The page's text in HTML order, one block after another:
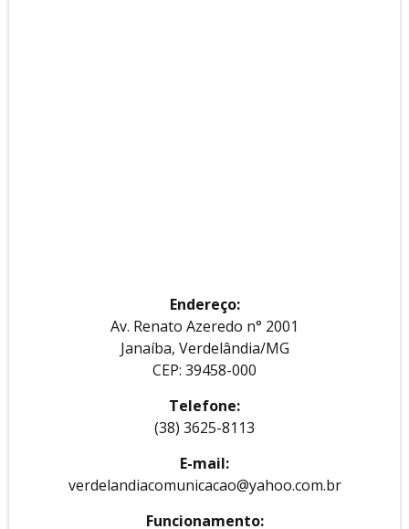
Endereço:
Av. Renato Azeredo n° 2001
Janaíba, Verdelândia/MG
CEP: 39458-000
Telefone:
(38) 3625-8113
E-mail:
verdelandiacomunicacao@yahoo.com.br
Funcionamento: